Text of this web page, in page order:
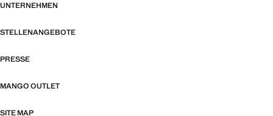
UNTERNEHMEN
STELLENANGEBOTE
PRESSE
MANGO OUTLET
SITE MAP